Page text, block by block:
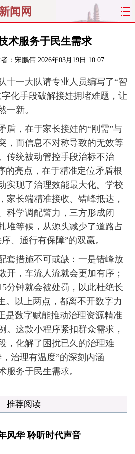
闻网
太原
文明 出行
综合 专题
最太原 网罗民生
报 热评 社区
术服务于民生需求
：宋鹏伟 2026年03月19日 10:07
一大队请专业人员编写了“智
化手段破解接娃拥堵难题，让
一新。
，在于家长接娃的“刚需”与
，而信息不对称导致的无效等
传统被动管控手段治标不治
的亮点，在于精准定位矛盾根
实现了治理效能最大化。学校
家长端精准接收、错峰抵达，
科学调配警力，三方形成闭
堆等候，从源头减少了道路占
、通行有保障”的双赢。
措施不可或缺：一是错峰放
开，车流人流就会更加有序；
分钟就会被处罚，以此杜绝长
。以上两点，都离不开数字力
是数字赋能推动治理资源精准
。这款小程序紧扣群众需求，
，化解了困扰已久的治理难
，治理有温度”的深刻内涵——
服务于民生需求。
推荐阅读
华 聆听时代声音